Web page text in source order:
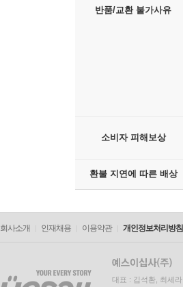
반품/교환 불가사유
소비자 피해보상
환불 지연에 따른 배상
회사소개 인재채용 이용약관 개인정보처리방침
대표 : 김석환, 최세라